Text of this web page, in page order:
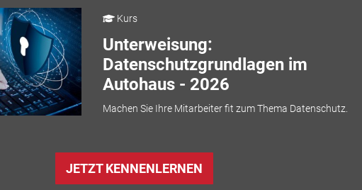
Kurs
Unterweisung:
Datenschutzgrundlagen im
Autohaus - 2026
Machen Sie Ihre Mitarbeiter fit zum Thema Datenschutz.
JETZT KENNENLERNEN